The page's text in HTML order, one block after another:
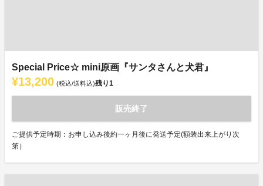
Special Price☆ mini原画『サンタさんと犬君』
¥13,200 (税込/送料込)残り1
販売終了
ご提供予定時期：お申し込み後約一ヶ月後に発送予定(額装出来上がり次
第）